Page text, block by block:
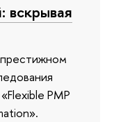
вскрывая
PMP